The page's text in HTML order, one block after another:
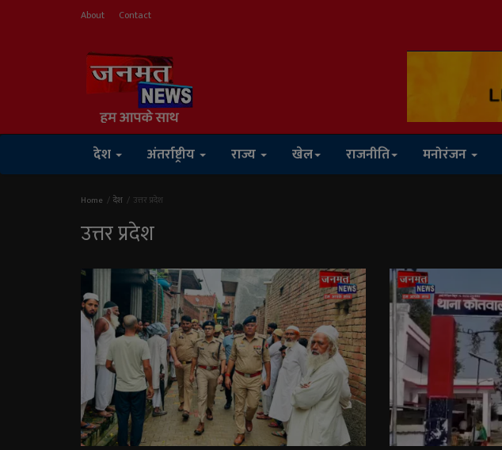
About Contact
देश अंतर्राष्ट्रीय राज्य खेल राजनीति मनोरंजन
Home देश उत्तर प्रदेश
उत्तर प्रदेश